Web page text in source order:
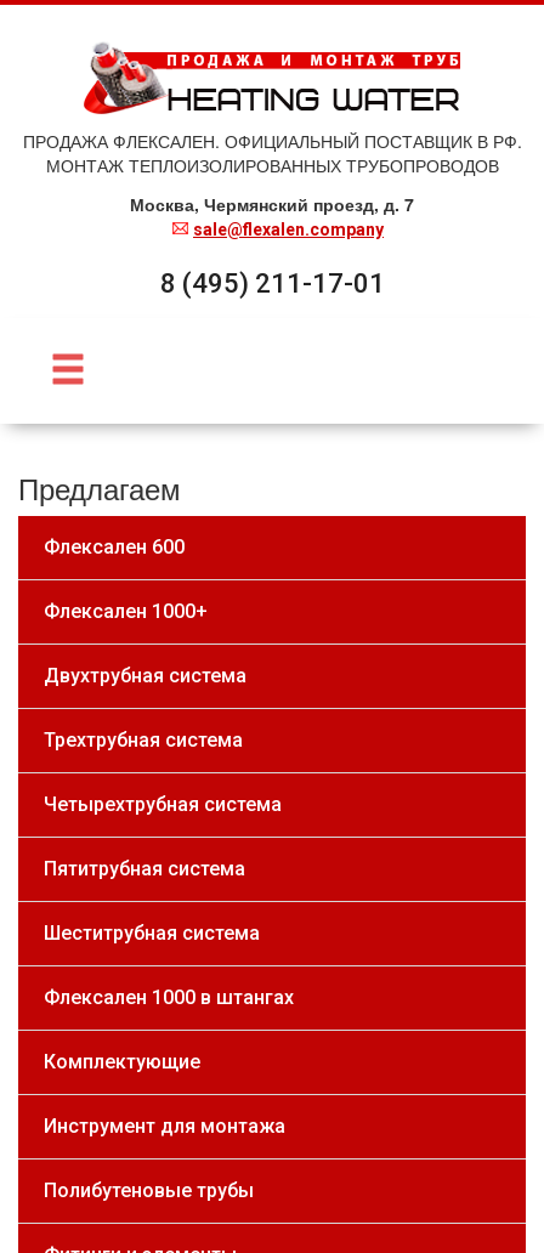
ПРОДАЖА ФЛЕКСАЛЕН. ОФИЦИАЛЬНЫЙ ПОСТАВЩИК В РФ.
МОНТАЖ ТЕПЛОИЗОЛИРОВАННЫХ ТРУБОПРОВОДОВ
Москва, Чермянский проезд, д. 7
sale@flexalen.company
8 (495) 211-17-01
Предлагаем
Флексален 600
Флексален 1000+
Двухтрубная система
Трехтрубная система
Четырехтрубная система
Пятитрубная система
Шеститрубная система
Флексален 1000 в штангах
Комплектующие
Инструмент для монтажа
Полибутеновые трубы